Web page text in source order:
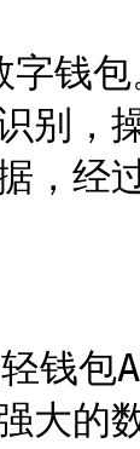
钱包
别，
，经
钱包
大的